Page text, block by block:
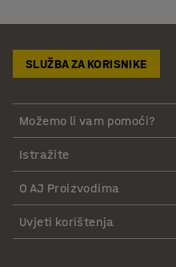
SLUŽBA ZA KORISNIKE
Možemo li vam pomoći?
Istražite
O AJ Proizvodima
Uvjeti korištenja